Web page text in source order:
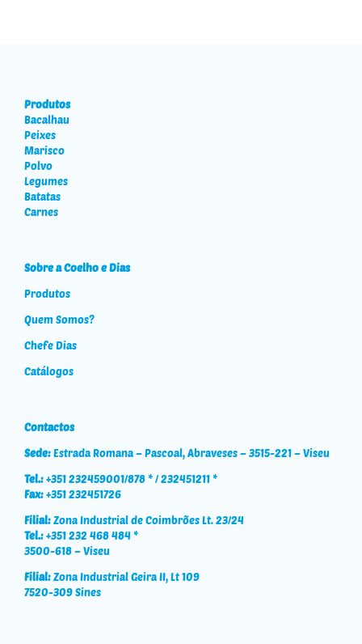
Produtos
Bacalhau
Peixes
Marisco
Polvo
Legumes
Batatas
Carnes
Sobre a Coelho e Dias
Produtos
Quem Somos?
Chefe Dias
Catálogos
Contactos
Sede:Estrada Romana – Pascoal, Abraveses – 3515-221 – Viseu
Tel.:+351 232459001/878 * / 232451211 *
Fax:+351 232451726
Filial:Zona Industrial de Coimbrões Lt. 23/24
Tel.:+351 232 468 484 *
3500-618 – Viseu
Filial:Zona Industrial Geira II, Lt 109
7520-309 Sines